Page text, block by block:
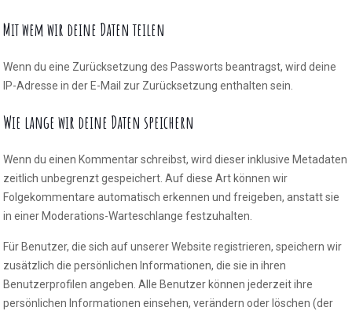
Mit wem wir deine Daten teilen
Wenn du eine Zurücksetzung des Passworts beantragst, wird deine
IP-Adresse in der E-Mail zur Zurücksetzung enthalten sein.
Wie lange wir deine Daten speichern
Wenn du einen Kommentar schreibst, wird dieser inklusive Metadaten
zeitlich unbegrenzt gespeichert. Auf diese Art können wir
Folgekommentare automatisch erkennen und freigeben, anstatt sie
in einer Moderations-Warteschlange festzuhalten.
Für Benutzer, die sich auf unserer Website registrieren, speichern wir
zusätzlich die persönlichen Informationen, die sie in ihren
Benutzerprofilen angeben. Alle Benutzer können jederzeit ihre
persönlichen Informationen einsehen, verändern oder löschen (der